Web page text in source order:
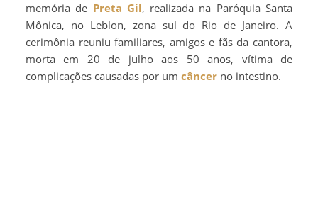
memória de Preta Gil, realizada na Paróquia Santa
Mônica, no Leblon, zona sul do Rio de Janeiro. A
cerimônia reuniu familiares, amigos e fãs da cantora,
morta em 20 de julho aos 50 anos, vítima de
complicações causadas por um câncer no intestino.